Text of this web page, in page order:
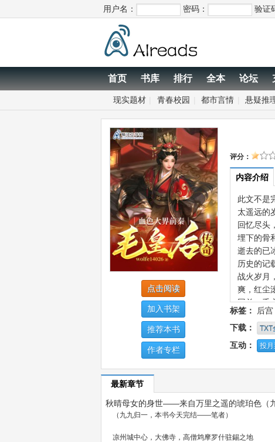
用户名： 密码： 验证
首页 书库 排行 全本 论坛
现实题材 青春校园 都市言情 悬疑推
点击阅读
加入书架
推荐本书
作者专栏
评分：
内容介绍
此文不是
太遥远的
回忆尽头
埋下的骨
逝去的已
历史的记
战火岁月
爽，红尘
回首一千
射猎羚羊
氐族帝国
关于主人
字。秋
净，清澈
标签： 后宫
下载：
TXT
互动： 投月
最新章节
秋晴母女的身世——来自万里之遥的琥珀色（九
（九九归一，本书今天完结——笔者）
凉州城中心，大佛寺，高僧鸩摩罗什驻錫之地